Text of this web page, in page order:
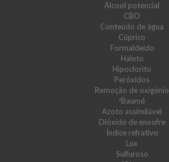
Álcool potencial
CBO
Conteúdo de água
Cúprico
Formaldeído
Haleto
Hipoclorito
Peróxidos
Remoção de oxigénio
ºBaumé
Azoto assimilável
Dióxido de enxofre
Índice refrativo
Lux
Sulfuroso